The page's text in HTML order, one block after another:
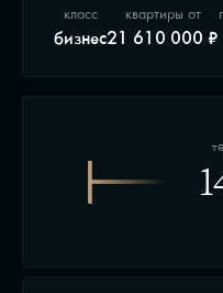
класс
бизнес
квартиры от
21 610 000 ₽